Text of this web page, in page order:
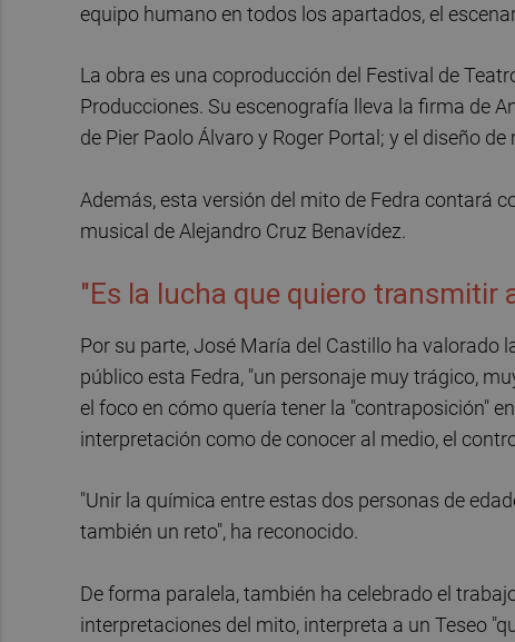
equipo humano en todos los apartados, el
La obra es una coproducción del Festival de
Producciones. Su escenografía lleva la firma de
de Pier Paolo Álvaro y Roger Portal; y el diseño
Además, esta versión del mito de Fedra contará
musical de Alejandro Cruz Benavídez.
"Es la lucha que quiero transmitir
Por su parte, José María del Castillo ha valorado
público esta Fedra, "un personaje muy trágico,
el foco en cómo quería tener la "contraposición"
interpretación como de conocer al medio, el
"Unir la química entre estas dos personas de
también un reto", ha reconocido.
De forma paralela, también ha celebrado el
interpretaciones del mito, interpreta a un Teseo